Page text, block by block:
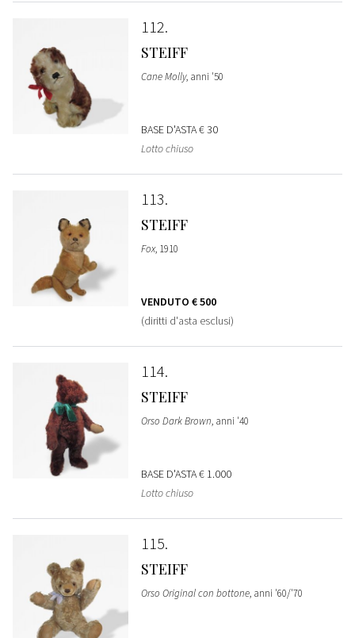
112
STEIFF
Cane Molly, anni '50
BASE D'ASTA€ 30
Lotto chiuso
113
STEIFF
Fox, 1910
VENDUTO € 500
(diritti d'asta esclusi)
114
STEIFF
Orso Dark Brown, anni '40
BASE D'ASTA€ 1.000
Lotto chiuso
115
STEIFF
Orso Original con bottone, anni '60/'70